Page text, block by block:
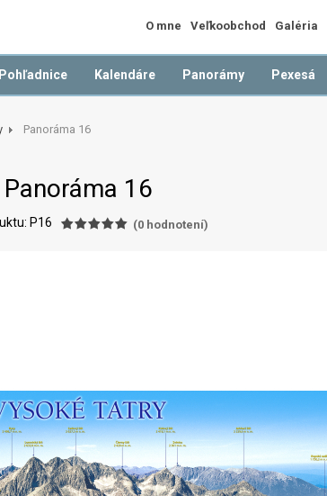
O mne Veľkoobchod Galéria
Pohľadnice Kalendáre Panorámy Pexesá
Panoráma 16
Panoráma 16
P16 (0hodnotení)